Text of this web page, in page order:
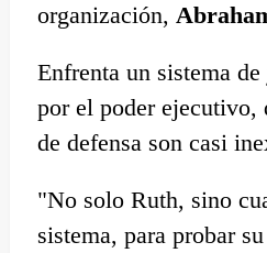
organización,
Enfrenta un sistema
por el poder ejecutivo,
de defensa son casi
"No solo Ruth, sino
sistema, para probar